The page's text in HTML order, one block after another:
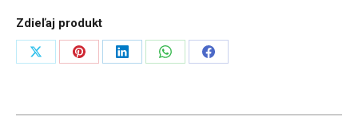
Zdieľaj produkt
ZdieľaťZdieľaťZdieľaťZdieľaťZdieľať